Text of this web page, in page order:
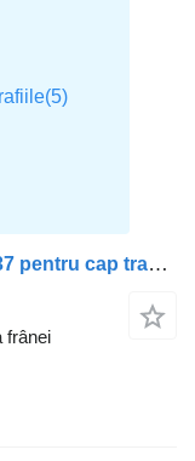
Supapă de comandă a frânei 1442937 pentru cap tractor Scania MODEL R
frânei